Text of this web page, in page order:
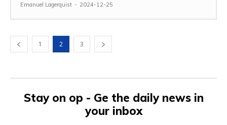
Emanuel Lagerquist - 2024-12-25
1 2 3
Stay on op - Ge the daily news in
your inbox